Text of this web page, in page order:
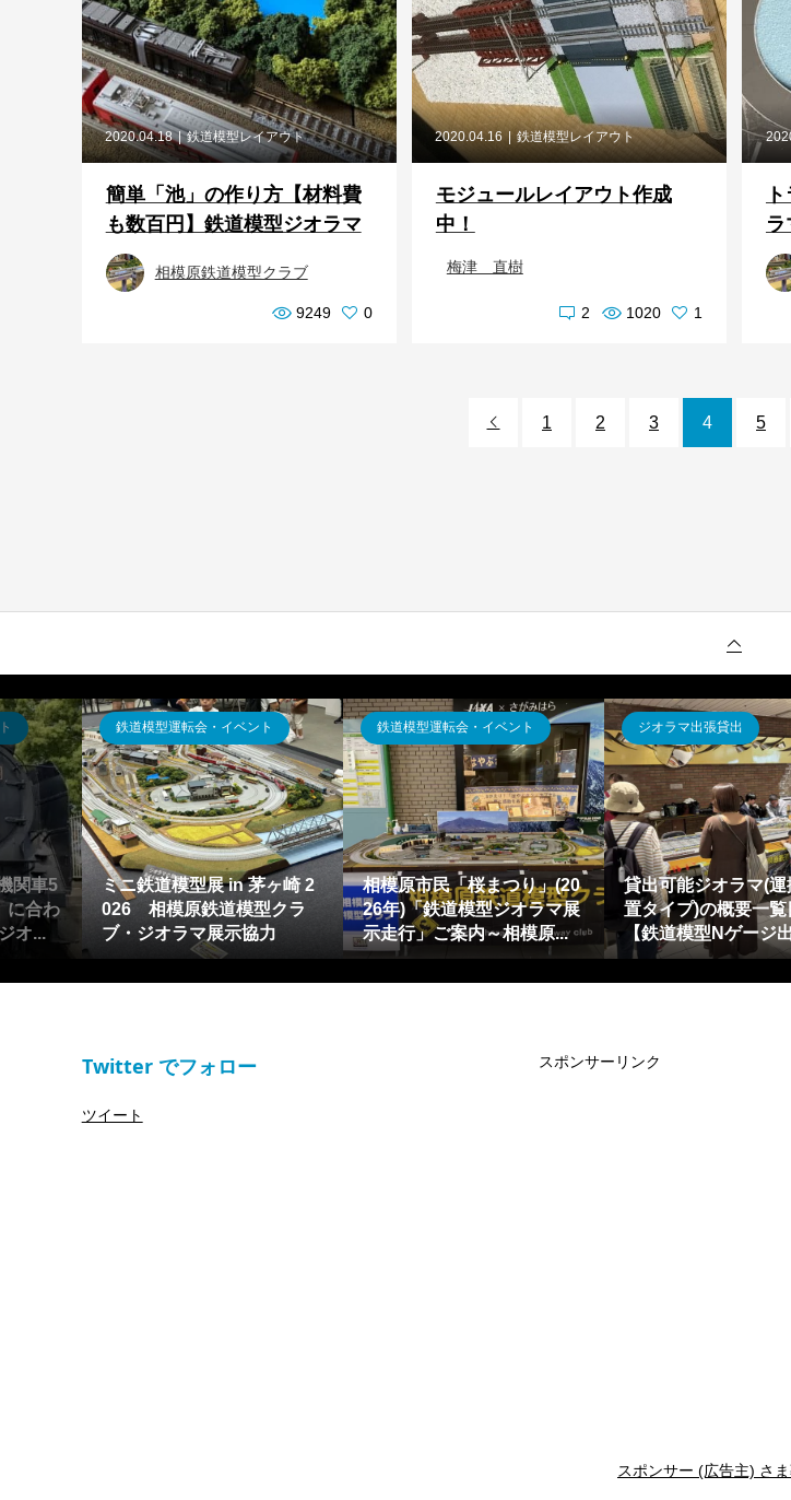
2020.04.18 鉄道模型レイアウト
簡単「池」の作り方【材料費
も数百円】鉄道模型ジオラマ
相模原鉄道模型クラブ
9249 0
2020.04.16 鉄道模型レイアウト
モジュールレイアウト作成
中！
梅津 直樹
2 1020 1
 1 2 3 4 5
用品
レールレイアウト
ト「SCARM2」
配置デザイン】
鉄道模型運転会・イベント
鉄道模型Nゲージ運転会(ジ
オラマ教室含む)報告2026年
1月～12月・(神奈川県)相...
鉄道模型レイアウト
リニアライナー 超電導リニ
アを用いたジオラマ・レイ
アウト構想・考案から仮...
鉄道模
リニア
アL0系
バッテ
Twitter でフォロー
ツイート
スポンサーリンク
スポンサー (広告主) さ